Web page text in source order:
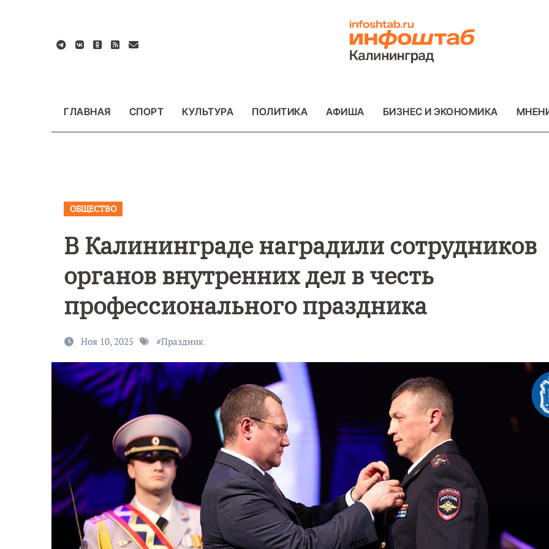
содержанию
ГЛАВНАЯ СПОРТ КУЛЬТУРА ПОЛИТИКА АФИША БИЗНЕС И ЭКОНОМИКА
ОБЩЕСТВО
В Калининграде наградили сотрудников
органов внутренних дел в честь
профессионального праздника
Ноя 10, 2025 #Праздник
ВАЖНОЕ
ОБЩЕСТВО
9 Мая — День
Победы!
Уникальное
северное
сияние
запечатлели
над Балтикой
Фотокадры,
как
Калининград
завалило
после
снежного
е
ТЦ из-за